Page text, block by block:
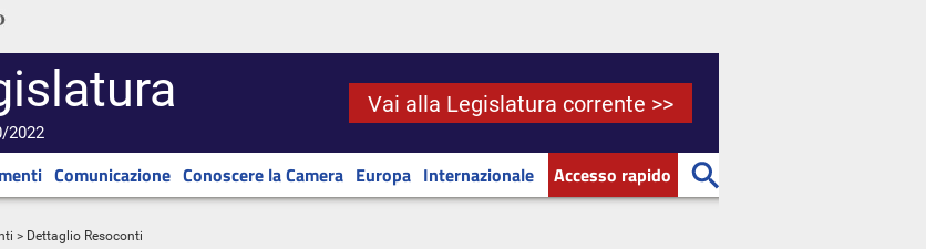
2022
Vai alla Legislatura corrente >>
Comunicazione Conoscere la Camera Europa Internazionale Accesso rapido
> Dettaglio Resoconti